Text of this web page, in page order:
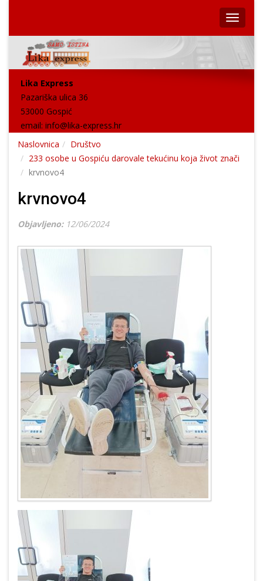
Lika Express
Pazariška ulica 36
53000 Gospić
email: info@lika-express.hr
Naslovnica
Društvo
233 osobe u Gospiću darovale tekućinu koja život znači
krvnovo4
krvnovo4
Objavljeno: 12/06/2024